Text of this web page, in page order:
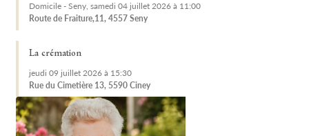
Domicile - Seny, samedi 04 juillet 2026 à 11:00
Route de Fraiture,11, 4557 Seny
La crémation
jeudi 09 juillet 2026 à 15:30
Rue du Cimetière 13, 5590 Ciney